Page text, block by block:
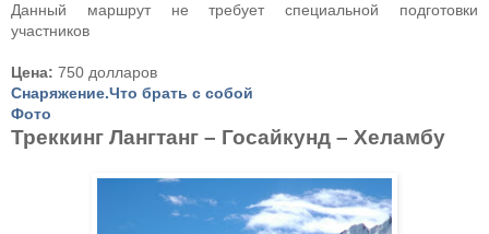
Данный маршрут не требует специальной подготовки
участников
Цена: 750 долларов
Снаряжение.Что брать с собой
Фото
Треккинг Лангтанг – Госайкунд – Хеламбу